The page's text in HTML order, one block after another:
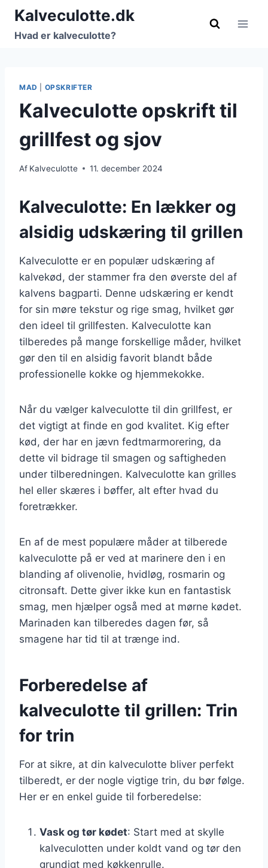
Fortsæt
indhold
Kalveculotte.dk
Hvad er kalveculotte?
MAD OPSKRIFTER
Kalveculotte opskrift til
grillfest og sjov
Af Kalveculotte 11. december 2024
Kalveculotte: En lækker og
alsidig udskæring til grillen
Kalveculotte er en populær udskæring af
kalvekød, der stammer fra den øverste del af
kalvens bagparti. Denne udskæring er kendt
for sin møre tekstur og rige smag, hvilket gør
den ideel til grillfesten. Kalveculotte kan
tilberedes på mange forskellige måder, hvilket
gør den til en alsidig favorit blandt både
professionelle kokke og hjemmekokke.
Når du vælger kalveculotte til din grillfest, er
det vigtigt at finde en god kvalitet. Kig efter
kød, der har en jævn fedtmarmorering, da
dette vil bidrage til smagen og saftigheden
under tilberedningen. Kalveculotte kan grilles
hel eller skæres i bøffer, alt efter hvad du
foretrækker.
En af de mest populære måder at tilberede
kalveculotte på er ved at marinere den i en
blanding af olivenolie, hvidløg, rosmarin og
citronsaft. Dette giver ikke kun en fantastisk
smag, men hjælper også med at mørne kødet.
Marinaden kan tilberedes dagen før, så
smagene har tid til at trænge ind.
Forberedelse af
kalveculotte til grillen: Trin
for trin
For at sikre, at din kalveculotte bliver perfekt
tilberedt, er der nogle vigtige trin, du bør følge.
Her er en enkel guide til forberedelse:
Vask og tør kødet: Start med at skylle
kalveculotten under koldt vand og tør den
grundigt med køkkenrulle.